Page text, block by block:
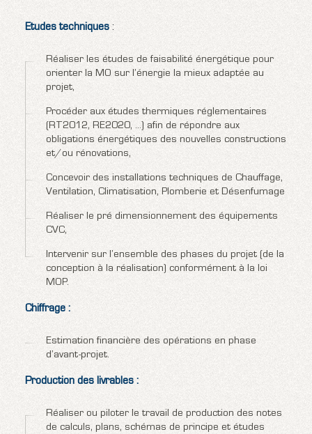
Etudes techniques :
Réaliser les études de faisabilité énergétique pour
orienter la MO sur l’énergie la mieux adaptée au
projet,
Procéder aux études thermiques réglementaires
(RT2012, RE2020, …) afin de répondre aux
obligations énergétiques des nouvelles constructions
et/ou rénovations,
Concevoir des installations techniques de Chauffage,
Ventilation, Climatisation, Plomberie et Désenfumage
Réaliser le pré dimensionnement des équipements
CVC,
Intervenir sur l’ensemble des phases du projet (de la
conception à la réalisation) conformément à la loi
MOP.
Chiffrage :
Estimation financière des opérations en phase
d’avant-projet.
Production des livrables :
Réaliser ou piloter le travail de production des notes
de calculs, plans, schémas de principe et études